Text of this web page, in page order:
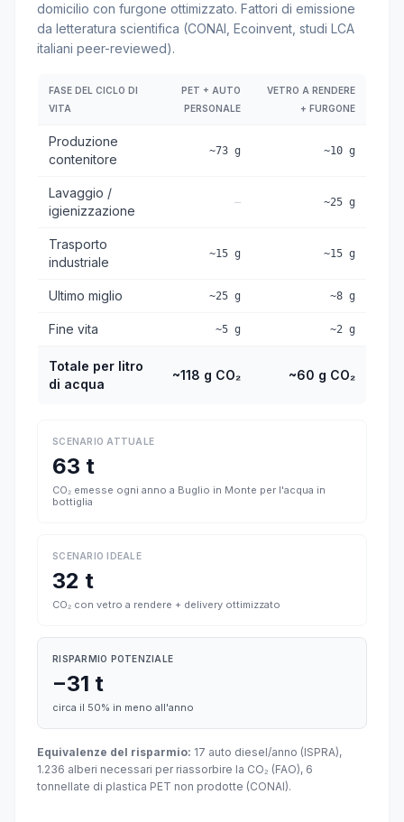
domicilio con furgone ottimizzato. Fattori di emissione
da letteratura scientifica (CONAI, Ecoinvent, studi LCA
italiani peer-reviewed).
FASE DEL CICLO DI
VITA
PET + AUTO
PERSONALE
VETRO A RENDERE
+ FURGONE
Produzione
contenitore
~73 g ~10 g
Lavaggio /
igienizzazione
— ~25 g
Trasporto
industriale
~15 g ~15 g
Ultimo miglio ~25 g ~8 g
Fine vita ~5 g ~2 g
Totale per litro
di acqua
~118 g CO₂ ~60 g CO₂
SCENARIO ATTUALE
63 t
CO₂ emesse ogni anno a Buglio in Monte per l'acqua in
bottiglia
SCENARIO IDEALE
32 t
CO₂ con vetro a rendere + delivery ottimizzato
RISPARMIO POTENZIALE
−31 t
circa il 50% in meno all'anno
Equivalenze del risparmio: 17 auto diesel/anno (ISPRA),
1.236 alberi necessari per riassorbire la CO₂ (FAO), 6
tonnellate di plastica PET non prodotte (CONAI).